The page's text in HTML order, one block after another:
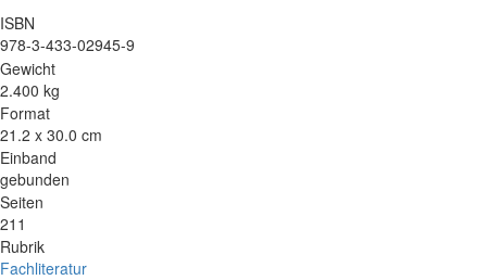
ISBN
978-3-433-02945-9
Gewicht
2.400 kg
Format
21.2 x 30.0 cm
Einband
gebunden
Seiten
211
Rubrik
Fachliteratur